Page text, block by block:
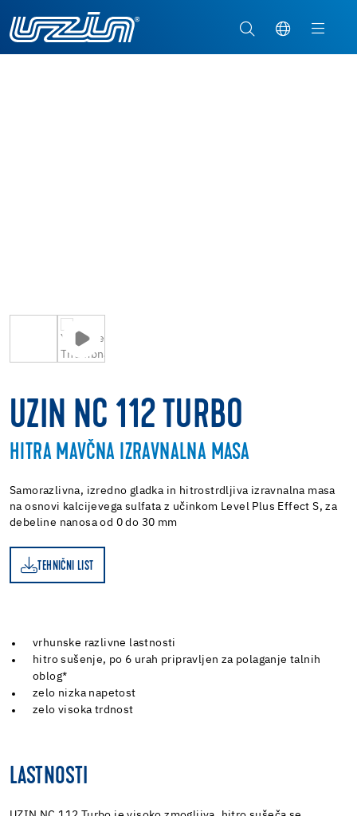
UZIN NC 112 TURBO
HITRA MAVČNA IZRAVNALNA MASA
Samorazlivna, izredno gladka in hitrostrdljiva izravnalna masa
na osnovi kalcijevega sulfata z učinkom Level Plus Effect S, za
debeline nanosa od 0 do 30 mm
TEHNIČNI LIST
vrhunske razlivne lastnosti
hitro sušenje, po 6 urah pripravljen za polaganje talnih
oblog*
zelo nizka napetost
zelo visoka trdnost
LASTNOSTI